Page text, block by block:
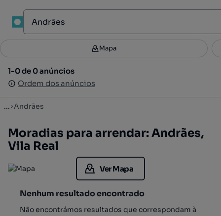
Filtros 3
1-0 de 0 anúncios
Ordem dos anúncios
Mapa
1-0 de 0 anúncios
Ordem dos anúncios
... Andrães
Moradias para arrendar: Andrães,
Vila Real
Ver Mapa
Nenhum resultado encontrado
Não encontrámos resultados que correspondam à